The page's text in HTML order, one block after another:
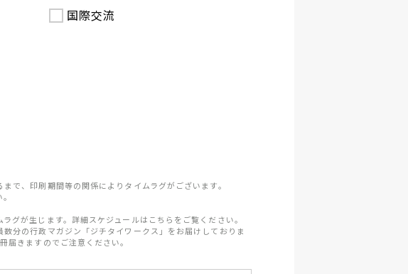
国際交流
で、印刷期間等の関係によりタイムラグがございます。
グが生じます。詳細スケジュールはこちらをご覧ください。
分の行政マガジン「ジチタイワークス」をお届けしておりま
届きますのでご注意ください。